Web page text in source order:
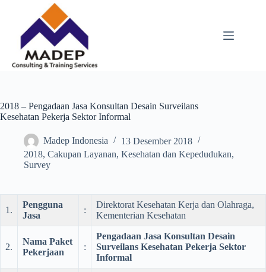
2018 – Pengadaan Jasa Konsultan Desain Surveilans
Kesehatan Pekerja Sektor Informal
Madep Indonesia
13 Desember 2018
2018, Cakupan Layanan, Kesehatan dan Kepedudukan,
Survey
1.
Pengguna
Jasa
:
Direktorat Kesehatan Kerja dan Olahraga,
Kementerian Kesehatan
2.
Nama Paket
Pekerjaan
:
Pengadaan Jasa Konsultan Desain
Surveilans Kesehatan Pekerja Sektor
Informal